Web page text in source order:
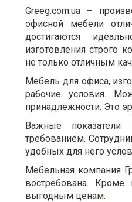
Greeg.com.ua –
офисной мебели
достигаются
изготовления строго
не только отличным
Мебель для офиса,
рабочие условия.
принадлежности. Это
Важные показатели
требованием.
удобных для него
Мебельная компания
востребована. Кроме
выгодным ценам.